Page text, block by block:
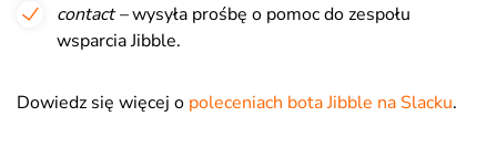
contact –wysyła prośbę o pomoc do zespołu
wsparcia Jibble.
Dowiedz się więcej o poleceniach bota Jibble na Slacku.